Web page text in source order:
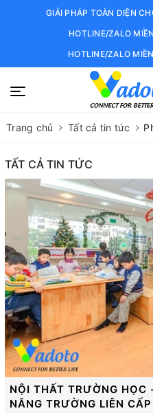
GIẢI PHÁP TOÀN DIỆN
HOTLINE/ZALO
HOTLINE/ZALO
Trang chủ Tất cả tin tức
TẤT CẢ TIN TỨC
NỘI THẤT TRƯỜNG HỌC
NĂNG TRƯỜNG LIÊN